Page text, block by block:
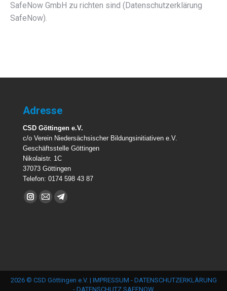
SafeNow GmbH zu richten sind (Datenschutzerklärung
SafeNow).
Adresse
CSD Göttingen e.V.
c/o Verein Niedersächsischer Bildungsinitiativen e.V.
Geschäftsstelle Göttingen
Nikolaistr. 1C
37073 Göttingen
Telefon: 0174 598 43 87
Finden Sie uns auf:
Instagram
E-
window
Telegram
2026 © CSD Göttingen e.V. | IMPRESSUM - DATENSCHUTZERKLÄRUNG
- DATENSCHUTZ SAFENOW